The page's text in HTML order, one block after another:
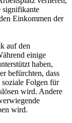
signifikante
Einkommen der
auf den
einige
haben,
befürchten, dass
Folgen für
wird. Andere
wird.